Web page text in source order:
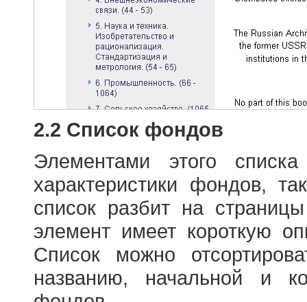
2.2 Список фондов
Элементами этого
характеристики фондов,
список разбит на
элемент имеет короткую
Список можно
названию, начальной и